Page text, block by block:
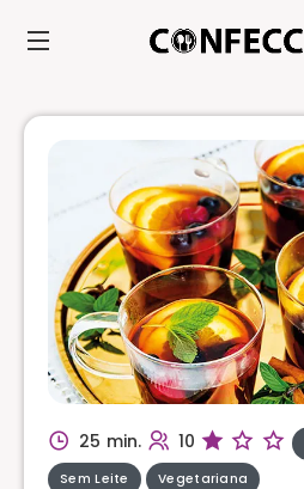
25 min. 10
Sem Leite Vegetariana